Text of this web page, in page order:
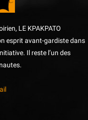
LE KPAKPATO
esprit avant-gardiste dans
Il reste l’un des